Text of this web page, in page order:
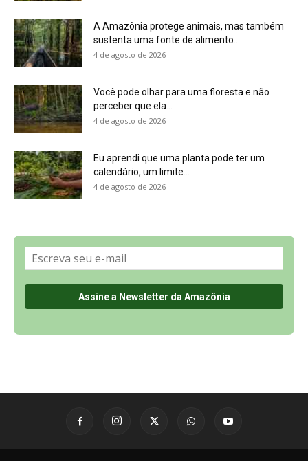
Política de Privacidade, LGPD e RGPD
Últimas Notícias
🌎 Español
©